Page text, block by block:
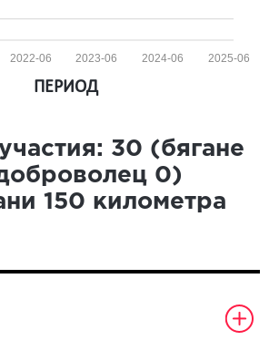
2025-06
2024-06
2023-06
2022-06
ПЕРИОД
30 (бягане
0)
150 километра